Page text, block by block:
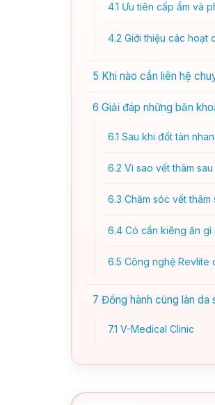
4.1 Ưu tiên cấp ẩm và
4.2 Giới thiệu các hoạt
5 Khi nào cần liên hệ
6 Giải đáp những băn
6.1 Sau khi đốt tàn
6.2 Vì sao vết thâm
6.3 Chăm sóc vết
6.4 Có cần kiêng ăn gì
6.5 Công nghệ Revlite
7 Đồng hành cùng làn da
7.1 V-Medical Clinic